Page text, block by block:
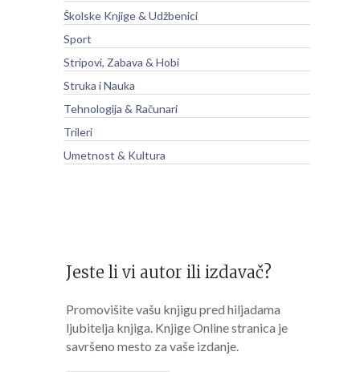
Školske Knjige & Udžbenici
Sport
Stripovi, Zabava & Hobi
Struka i Nauka
Tehnologija & Računari
Trileri
Umetnost & Kultura
Jeste li vi autor ili izdavač?
Promovišite vašu knjigu pred hiljadama
ljubitelja knjiga. Knjige Online stranica je
savršeno mesto za vaše izdanje.